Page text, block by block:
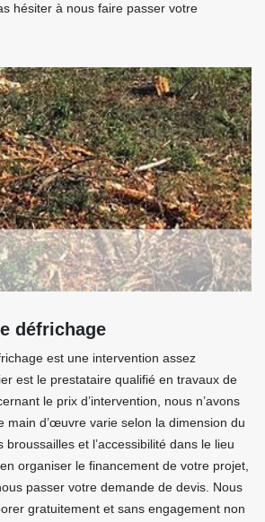
hésiter à nous faire passer votre
défrichage
est une intervention assez
est le prestataire qualifié en travaux de
le prix d’intervention, nous n’avons
main d’œuvre varie selon la dimension du
et l’accessibilité dans le lieu
organiser le financement de votre projet,
passer votre demande de devis. Nous
gratuitement et sans engagement non